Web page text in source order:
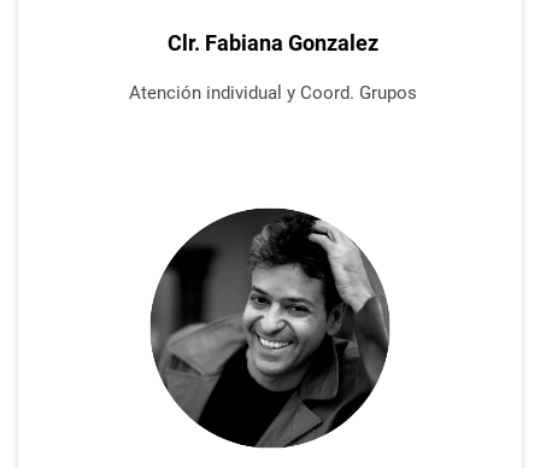
Clr. Fabiana Gonzalez
Atención individual y Coord. Grupos